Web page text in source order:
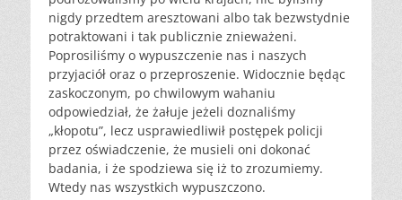
nigdy przedtem aresztowani albo tak bezwstydnie
potraktowani i tak publicznie znieważeni.
Poprosiliśmy o wypuszczenie nas i naszych
przyjaciół oraz o przeproszenie. Widocznie będąc
zaskoczonym, po chwilowym wahaniu
odpowiedział, że żałuje jeżeli doznaliśmy
„kłopotu”, lecz usprawiedliwił postępek policji
przez oświadczenie, że musieli oni dokonać
badania, i że spodziewa się iż to zrozumiemy.
Wtedy nas wszystkich wypuszczono.